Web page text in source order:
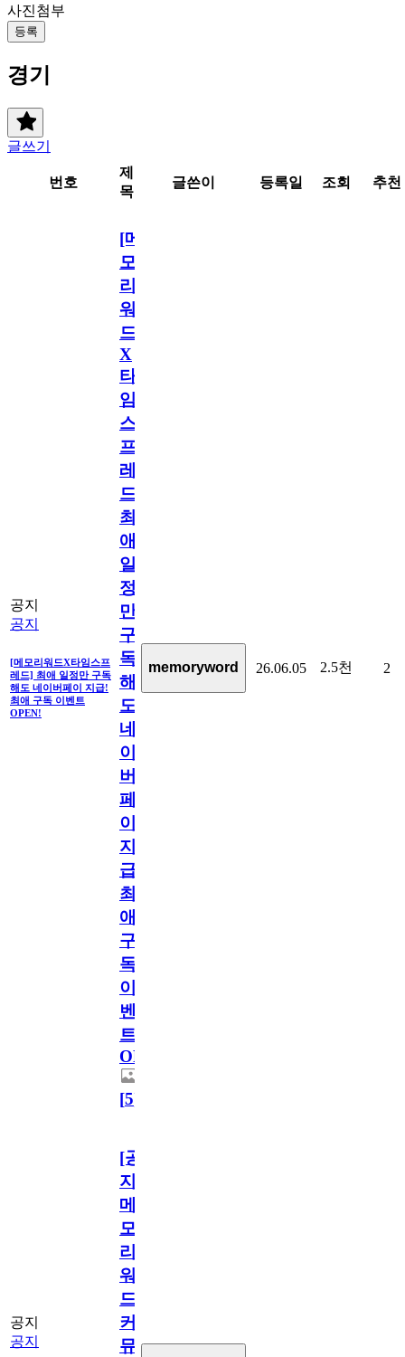
사진첨부
등록
경기
글쓰기
번호
제
목
글쓴이 등록일 조회 추천
공지
공지
[메모리워드X타임스프
레드] 최애 일정만 구독
해도 네이버페이 지급!
최애 구독 이벤트
OPEN!
[메
모
리
워
드
X
타
임
스
프
레
드]
최
애
일
정
만
구
독
해
도
네
이
버
페
이
지
급!
최
애
구
독
이
벤
트
OPEN!
[5]
memoryword 26.06.05 2.5천 2
공지
공지
[공
지]
메
모
리
워
드
커
뮤